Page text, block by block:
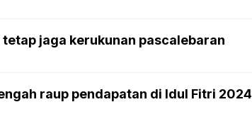
jaga kerukunan pascalebaran
raup pendapatan di Idul Fitri 2024